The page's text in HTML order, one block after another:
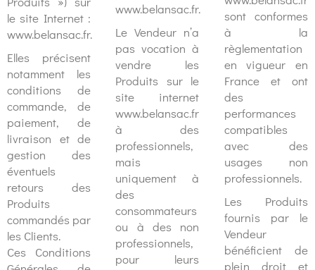
le site Internet :
www.belansac.fr.
Elles précisent
notamment les
conditions de
commande, de
paiement, de
livraison et de
gestion des
éventuels
retours des
Produits
commandés par
les Clients.
Ces Conditions
www.belansac.fr.
Le Vendeur n’a
pas vocation à
vendre les
Produits sur le
site internet
www.belansac.fr
à des
professionnels,
mais
uniquement à
des
consommateurs
ou à des non
professionnels,
pour leurs
sont conformes
à la
règlementation
en vigueur en
France et ont
des
performances
compatibles
avec des
usages non
professionnels.
Les Produits
fournis par le
Vendeur
bénéficient de
plein droit et